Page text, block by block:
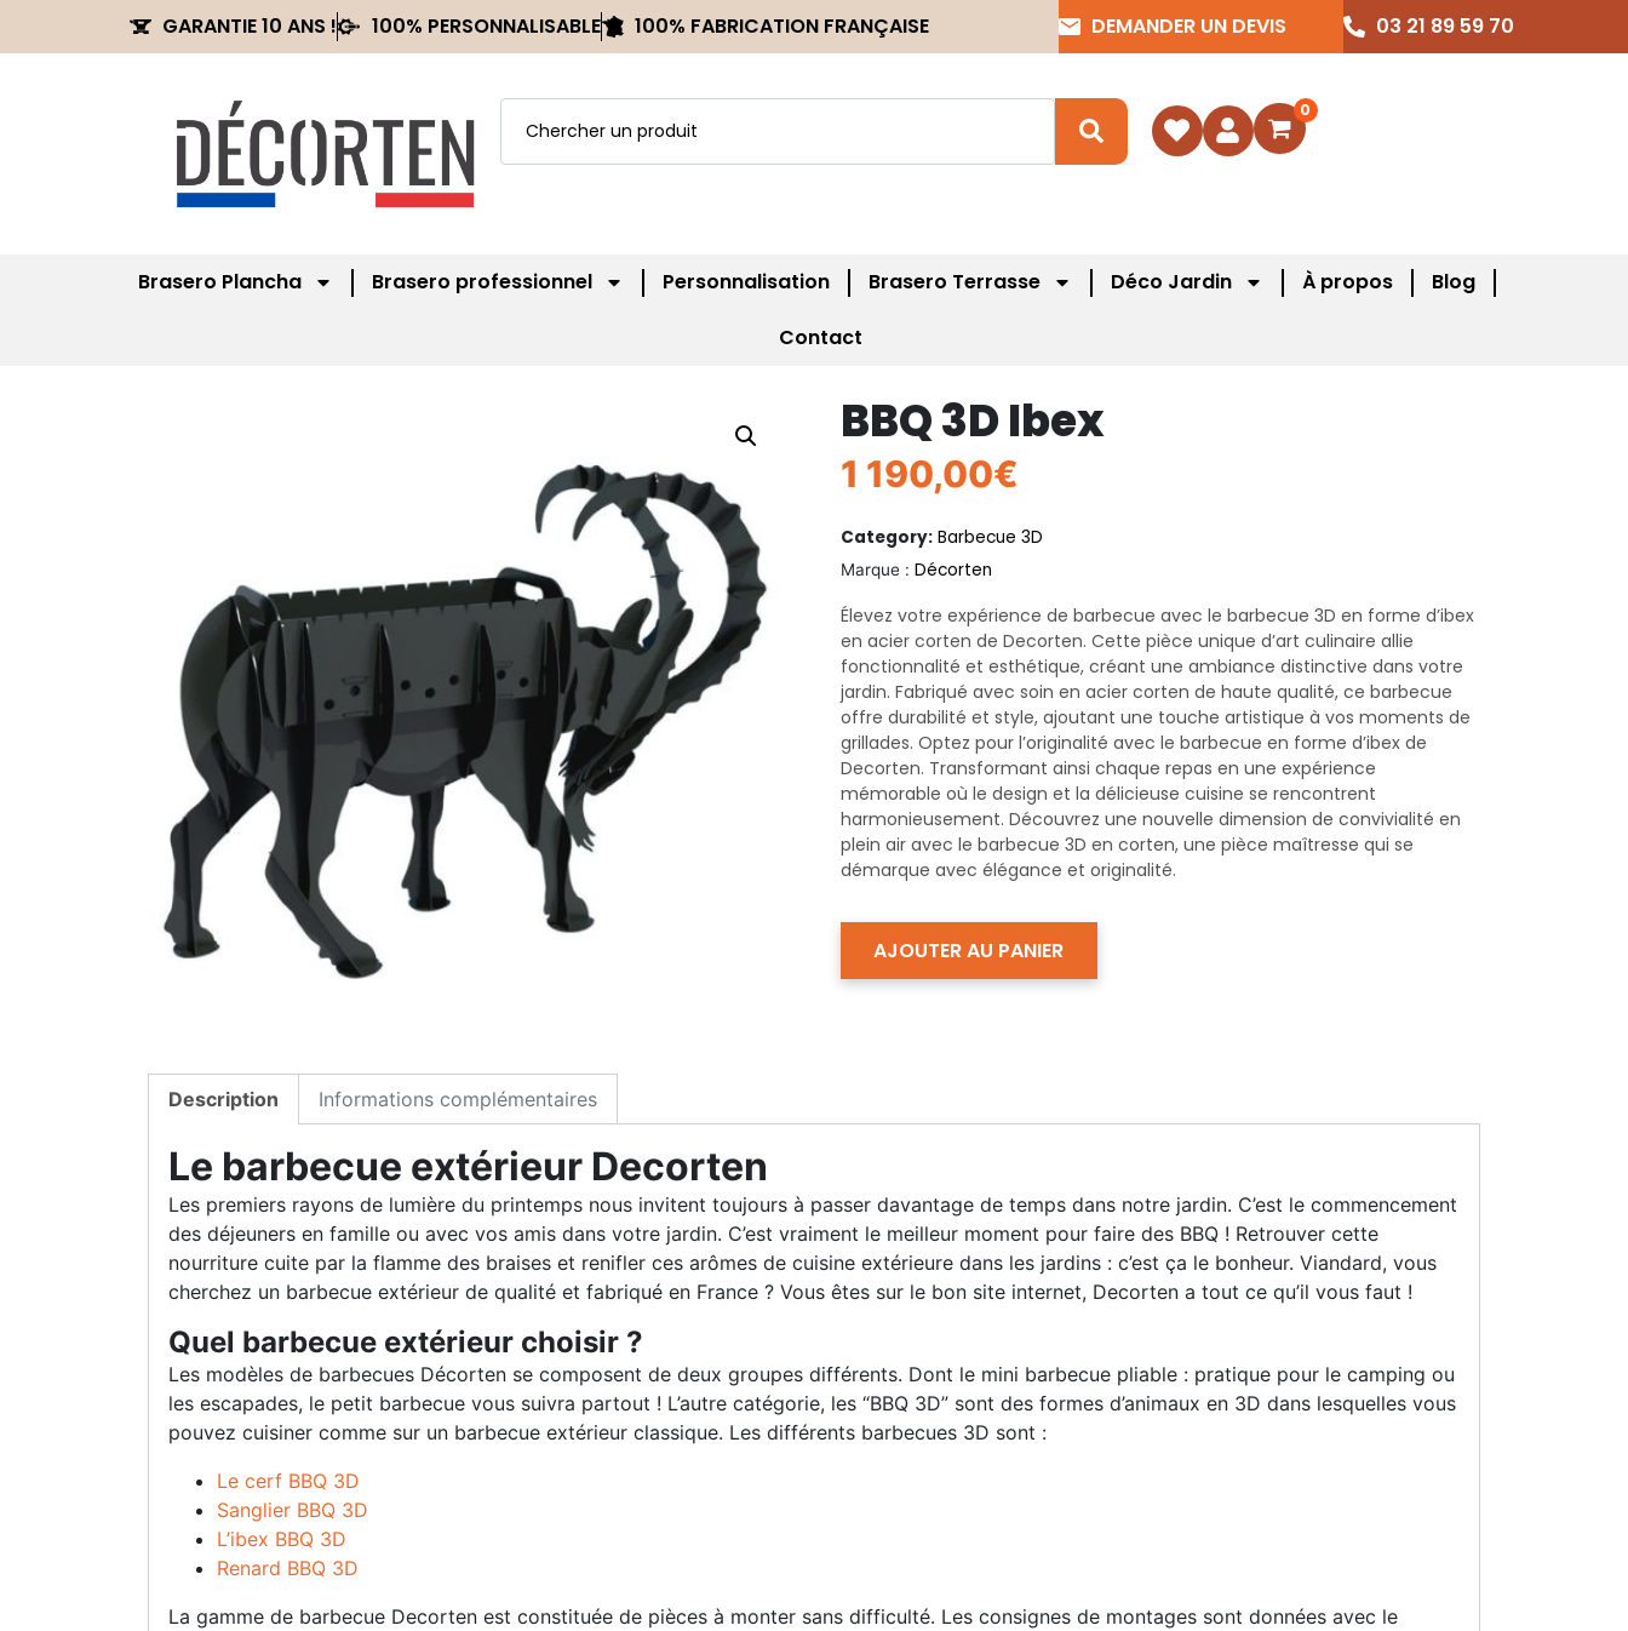
GARANTIE 10 ANS ! 100% PERSONNALISABLE 100% FABRICATION FRANÇAISE DEMANDER UN DEVIS 03 21 89 59 70
0
Brasero Plancha Brasero professionnel Personnalisation Brasero Terrasse Déco Jardin À propos
Blog
Contact
BBQ 3D Ibex
1 190,00€
Category: Barbecue 3D
Marque : Décorten
Élevez votre expérience de barbecue avec le barbecue 3D en forme d’ibex
en acier corten de Decorten. Cette pièce unique d’art culinaire allie
fonctionnalité et esthétique, créant une ambiance distinctive dans votre
jardin. Fabriqué avec soin en acier corten de haute qualité, ce barbecue
offre durabilité et style, ajoutant une touche artistique à vos moments de
grillades. Optez pour l’originalité avec le barbecue en forme d’ibex de
Decorten. Transformant ainsi chaque repas en une expérience
mémorable où le design et la délicieuse cuisine se rencontrent
harmonieusement. Découvrez une nouvelle dimension de convivialité en
plein air avec le barbecue 3D en corten, une pièce maîtresse qui se
démarque avec élégance et originalité.
AJOUTER AU PANIER
Description Informations complémentaires
Le barbecue extérieur Decorten
Les premiers rayons de lumière du printemps nous invitent toujours à passer davantage de temps dans notre jardin. C’est le commencement
des déjeuners en famille ou avec vos amis dans votre jardin. C’est vraiment le meilleur moment pour faire des BBQ ! Retrouver cette
nourriture cuite par la flamme des braises et renifler ces arômes de cuisine extérieure dans les jardins : c’est ça le bonheur. Viandard, vous
cherchez un barbecue extérieur de qualité et fabriqué en France ? Vous êtes sur le bon site internet, Decorten a tout ce qu’il vous faut !
Quel barbecue extérieur choisir ?
Les modèles de barbecues Décorten se composent de deux groupes différents. Dont le mini barbecue pliable : pratique pour le camping ou
les escapades, le petit barbecue vous suivra partout ! L’autre catégorie, les “BBQ 3D” sont des formes d’animaux en 3D dans lesquelles vous
pouvez cuisiner comme sur un barbecue extérieur classique. Les différents barbecues 3D sont :
Le cerf BBQ 3D
Sanglier BBQ 3D
L’ibex BBQ 3D
Renard BBQ 3D
La gamme de barbecue Decorten est constituée de pièces à monter sans difficulté. Les consignes de montages sont données avec le